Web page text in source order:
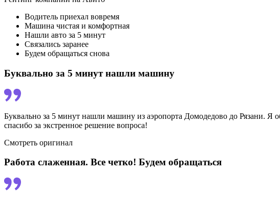
Водитель приехал вовремя
Машина чистая и комфортная
Нашли авто за 5 минут
Связались заранее
Будем обращаться снова
Буквально за 5 минут нашли машину
Буквально за 5 минут нашли машину из аэропорта Домодедово до Рязани. Я
спасибо за экстренное решение вопроса!
Смотреть оригинал
Работа слаженная. Все четко! Будем обращаться